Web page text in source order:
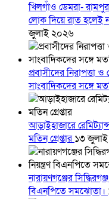
খিলগাঁও ডেমরা-
লোক দিয়ে রাত হলেই
জুলাই ২০২৬
প্রবাসীদের নিরাপত্তা
সাংবাদিকদের সঙ্গে
আড়াইহাজারে
মতিন গ্রেপ্তার১৩
নারায়ণগঞ্জের
বিএনপিতে সমঝোতা।